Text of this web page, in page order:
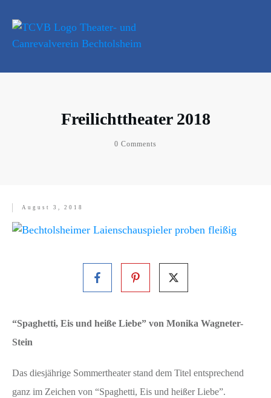
Freilichttheater 2018
0 Comments
August 3, 2018
“Spaghetti, Eis und heiße Liebe” von Monika Wagneter-
Stein
Das diesjährige Sommertheater stand dem Titel entsprechend
ganz im Zeichen von “Spaghetti, Eis und heißer Liebe”.